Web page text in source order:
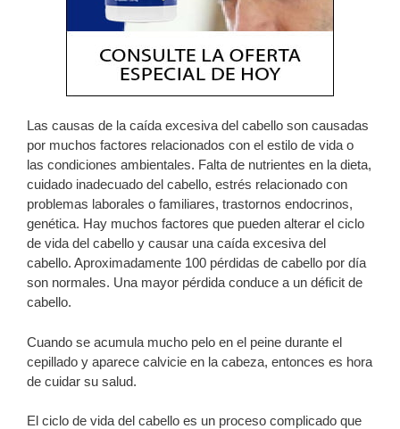
Las causas de la caída excesiva del cabello son causadas
por muchos factores relacionados con el estilo de vida o
las condiciones ambientales. Falta de nutrientes en la dieta,
cuidado inadecuado del cabello, estrés relacionado con
problemas laborales o familiares, trastornos endocrinos,
genética. Hay muchos factores que pueden alterar el ciclo
de vida del cabello y causar una caída excesiva del
cabello. Aproximadamente 100 pérdidas de cabello por día
son normales. Una mayor pérdida conduce a un déficit de
cabello.
Cuando se acumula mucho pelo en el peine durante el
cepillado y aparece calvicie en la cabeza, entonces es hora
de cuidar su salud.
El ciclo de vida del cabello es un proceso complicado que